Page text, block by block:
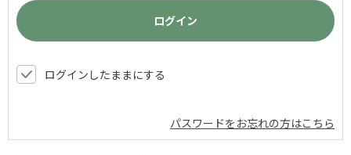
ログインしたままにする
パスワードをお忘れの方はこちら